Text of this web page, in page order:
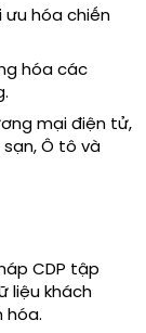
ưu hóa chiến
hóa các
mại điện tử,
sạn, Ô tô và
CDP tập
liệu khách
hóa.